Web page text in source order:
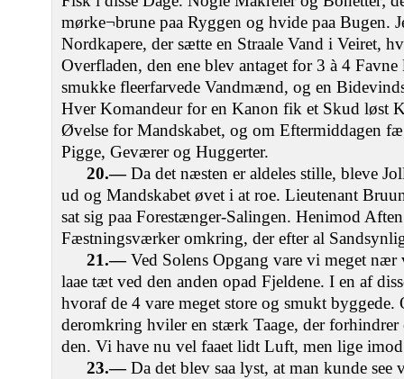
mørke¬brune paa Ryggen og hvide paa Bugen.
Nordkapere, der sætte en Straale Vand i Veiret,
Overfladen, den ene blev antaget for 3 à 4
smukke fleerfarvede Vandmænd, og en
Hver Komandeur for en Kanon fik et Skud løst
Øvelse for Mandskabet, og om Eftermiddagen
Pigge, Geværer og Huggerter.
20.—Da det næsten er aldeles stille, bleve
ud og Mandskabet øvet i at roe. Lieutenant
sat sig paa Forestænger-Salingen. Henimod
Fæstningsværker omkring, der efter al
21.—Ved Solens Opgang vare vi meget
laae tæt ved den anden opad Fjeldene. I en af
hvoraf de 4 vare meget store og smukt byggede.
deromkring hviler en stærk Taage, der forhindrer
den. Vi have nu vel faaet lidt Luft, men lige
23.—Da det blev saa lyst, at man kunde see